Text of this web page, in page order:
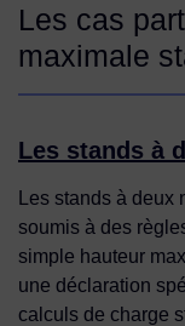
Les cas
maximale
Les stands à
Les stands à
soumis à des
simple hauteur
une déclaration
calculs de charge